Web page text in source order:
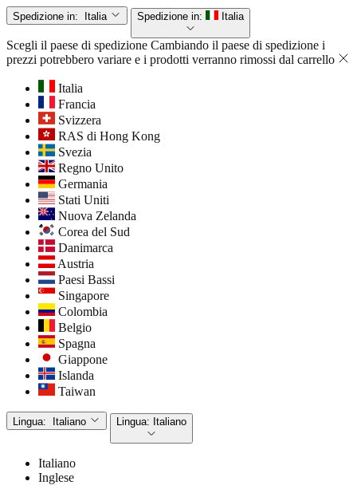
Spedizione in: Italia Spedizione in: Italia
Scegli il paese di spedizione Cambiando il paese di spedizione i
prezzi potrebbero variare e i prodotti verranno rimossi dal carrello
Italia
Francia
Svizzera
RAS di Hong Kong
Svezia
Regno Unito
Germania
Stati Uniti
Nuova Zelanda
Corea del Sud
Danimarca
Austria
Paesi Bassi
Singapore
Colombia
Belgio
Spagna
Giappone
Islanda
Taiwan
Lingua: Italiano Lingua: Italiano
Italiano
Inglese